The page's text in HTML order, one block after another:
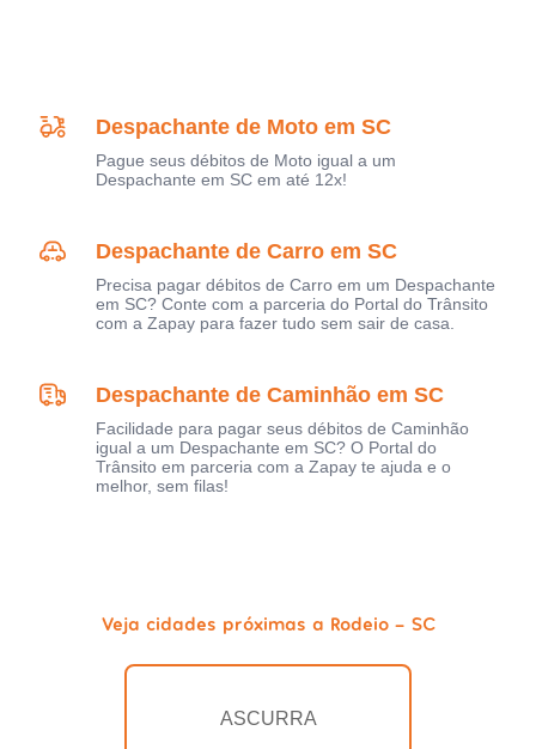
Despachante de Moto em SC
Pague seus débitos de Moto igual a um
Despachante em SC em até 12x!
Despachante de Carro em SC
Precisa pagar débitos de Carro em um Despachante
em SC? Conte com a parceria do Portal do Trânsito
com a Zapay para fazer tudo sem sair de casa.
Despachante de Caminhão em SC
Facilidade para pagar seus débitos de Caminhão
igual a um Despachante em SC? O Portal do
Trânsito em parceria com a Zapay te ajuda e o
melhor, sem filas!
Veja cidades próximas a Rodeio - SC
ASCURRA